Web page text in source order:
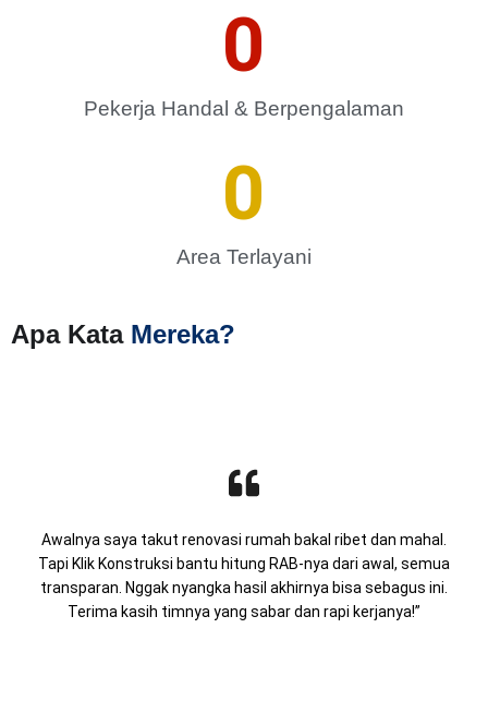
Pekerja Handal & Berpengalaman
0
Area Terlayani
0
Apa Kata Mereka?
Awalnya saya takut renovasi rumah bakal ribet dan mahal.
Tapi Klik Konstruksi bantu hitung RAB-nya dari awal, semua
transparan. Nggak nyangka hasil akhirnya bisa sebagus ini.
Terima kasih timnya yang sabar dan rapi kerjanya!”